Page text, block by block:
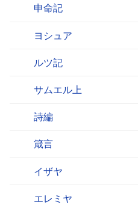
申命記
ヨシュア
ルツ記
サムエル上
詩編
箴言
イザヤ
エレミヤ